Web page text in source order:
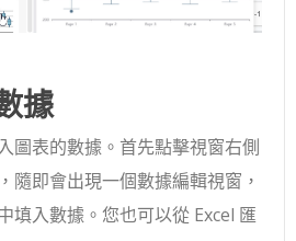
據
圖表的數據。首先點擊視窗右側
隨即會出現一個數據編輯視窗，
填入數據。您也可以從 Excel 匯